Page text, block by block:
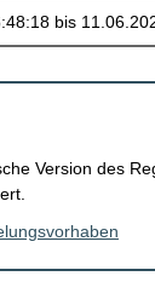
Version des